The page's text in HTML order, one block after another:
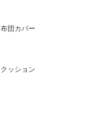
布団カバー
クッション